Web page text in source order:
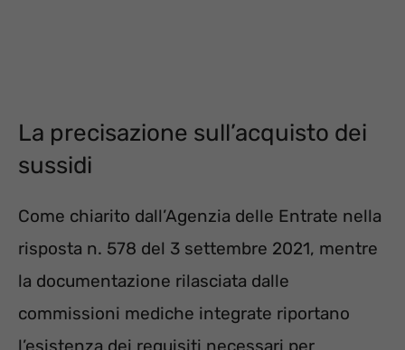
La precisazione sull’acquisto dei
sussidi
Come chiarito dall’Agenzia delle Entrate nella
risposta n. 578 del 3 settembre 2021, mentre
la documentazione rilasciata dalle
commissioni mediche integrate riportano